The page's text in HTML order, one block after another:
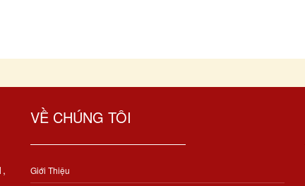
VỀ CHÚNG TÔI
Giới Thiệu